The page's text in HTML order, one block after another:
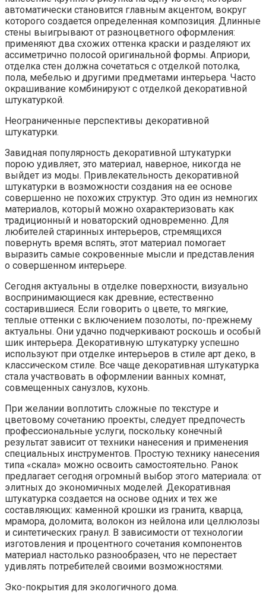
автоматически становится главным акцентом, вокруг
которого создается определенная композиция. Длинные
стены выигрывают от разноцветного оформления:
применяют два схожих оттенка краски и разделяют их
ассиметрично полосой оригинальной формы. Априори,
отделка стен должна сочетаться с отделкой потолка,
пола, мебелью и другими предметами интерьера. Часто
окрашивание комбинируют с отделкой декоративной
штукатуркой.
Неограниченные перспективы декоративной
штукатурки.
Завидная популярность декоративной штукатурки
порою удивляет, это материал, наверное, никогда не
выйдет из моды. Привлекательность декоративной
штукатурки в возможности создания на ее основе
совершенно не похожих структур. Это один из немногих
материалов, который можно охарактеризовать как
традиционный и новаторский одновременно. Для
любителей старинных интерьеров, стремящихся
повернуть время вспять, этот материал помогает
выразить самые сокровенные мысли и представления
о совершенном интерьере.
Сегодня актуальны в отделке поверхности, визуально
воспринимающиеся как древние, естественно
состарившиеся. Если говорить о цвете, то мягкие,
теплые оттенки с включением позолоты, по-прежнему
актуальны. Они удачно подчеркивают роскошь и особый
шик интерьера. Декоративную штукатурку успешно
используют при отделке интерьеров в стиле арт деко, в
классическом стиле. Все чаще декоративная штукатурка
стала участвовать в оформлении ванных комнат,
совмещенных санузлов, кухонь.
При желании воплотить сложные по текстуре и
цветовому сочетанию проекты, следует предпочесть
профессиональные услуги, поскольку конечный
результат зависит от техники нанесения и применения
специальных инструментов. Простую технику нанесения
типа «скала» можно освоить самостоятельно. Ранок
предлагает сегодня огромный выбор этого материала: от
элитных до экономичных моделей. Декоративная
штукатурка создается на основе одних и тех же
составляющих: каменной крошки из гранита, кварца,
мрамора, доломита; волокон из нейлона или целлюлозы
и синтетических гранул. В зависимости от технологии
изготовления и процентного сочетания компонентов
материал настолько разнообразен, что не перестает
удивлять потребителей своими возможностями.
Эко-покрытия для экологичного дома.